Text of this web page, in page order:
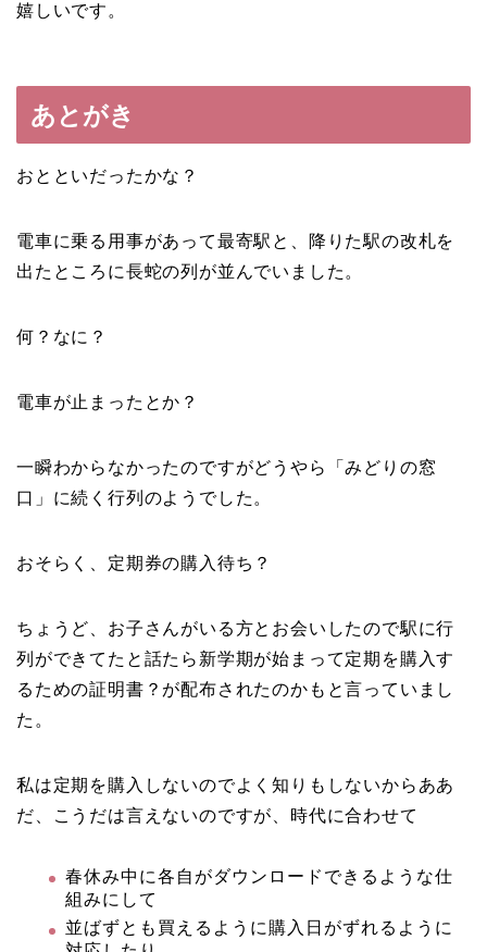
嬉しいです。
あとがき
おとといだったかな？
電車に乗る用事があって最寄駅と、降りた駅の改札を
出たところに長蛇の列が並んでいました。
何？なに？
電車が止まったとか？
一瞬わからなかったのですがどうやら「みどりの窓
口」に続く行列のようでした。
おそらく、定期券の購入待ち？
ちょうど、お子さんがいる方とお会いしたので駅に行
列ができてたと話たら新学期が始まって定期を購入す
るための証明書？が配布されたのかもと言っていまし
た。
私は定期を購入しないのでよく知りもしないからああ
だ、こうだは言えないのですが、時代に合わせて
春休み中に各自がダウンロードできるような仕
組みにして
並ばずとも買えるように購入日がずれるように